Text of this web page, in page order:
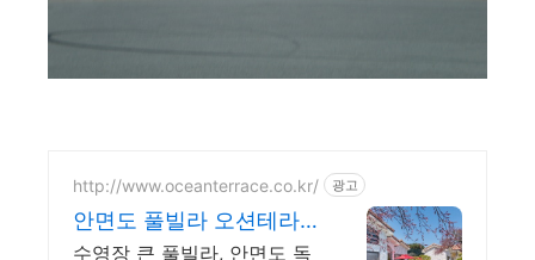
http://www.oceanterrace.co.kr/ 광고
안면도 풀빌라 오션테라
스
수영장 큰 풀빌라, 안면도 독